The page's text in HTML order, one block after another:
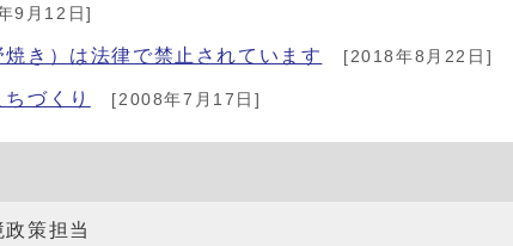
9月12日]
き）は法律で禁止されています [2018年8月22日]
づくり [2008年7月17日]
策担当